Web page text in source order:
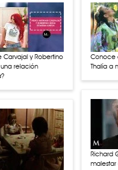
Carvajal y Robertino
relación
Conoce
Thalía a
Richard